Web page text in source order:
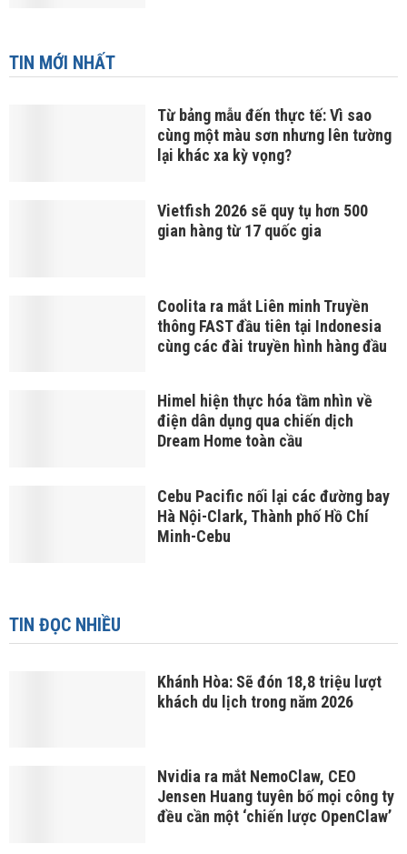
TIN MỚI NHẤT
Từ bảng mẫu đến thực tế: Vì sao
cùng một màu sơn nhưng lên tường
lại khác xa kỳ vọng?
Vietfish 2026 sẽ quy tụ hơn 500
gian hàng từ 17 quốc gia
Coolita ra mắt Liên minh Truyền
thông FAST đầu tiên tại Indonesia
cùng các đài truyền hình hàng đầu
Himel hiện thực hóa tầm nhìn về
điện dân dụng qua chiến dịch
Dream Home toàn cầu
Cebu Pacific nối lại các đường bay
Hà Nội-Clark, Thành phố Hồ Chí
Minh-Cebu
TIN ĐỌC NHIỀU
Khánh Hòa: Sẽ đón 18,8 triệu lượt
khách du lịch trong năm 2026
Nvidia ra mắt NemoClaw, CEO
Jensen Huang tuyên bố mọi công ty
đều cần một ‘chiến lược OpenClaw’